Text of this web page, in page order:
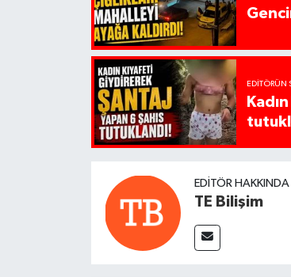
EDITÖRÜN
EDITÖR HAKKINDA
TE Bilişim